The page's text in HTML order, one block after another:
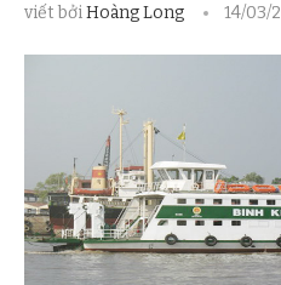
viết bởiHoàng Long 14/03/